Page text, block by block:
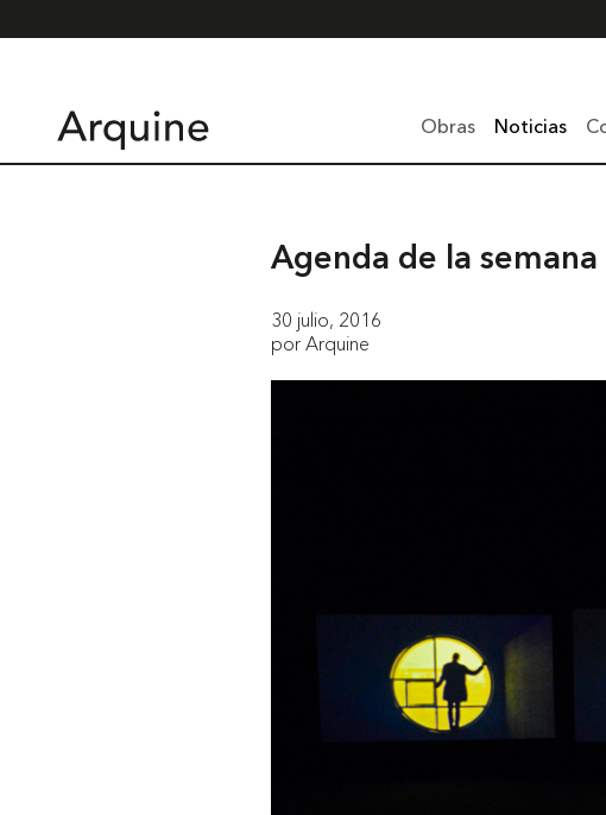
Obras Noticias
Agenda de la semana
30 julio, 2016
por Arquine